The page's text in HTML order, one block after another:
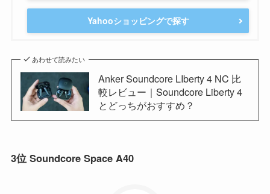
Yahooショッピングで探す
あわせて読みたい
Anker Soundcore LIberty 4 NC 比
較レビュー｜Soundcore Liberty 4
とどっちがおすすめ？
3位 Soundcore Space A40